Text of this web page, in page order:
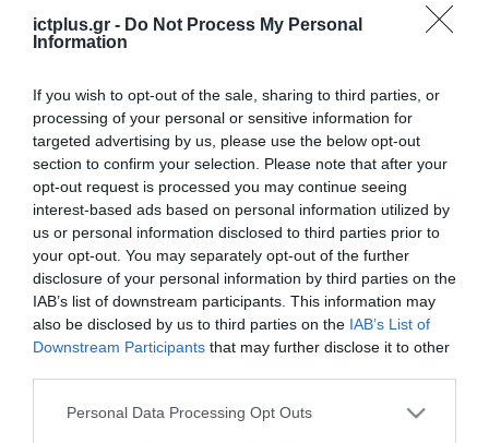
ictplus.gr - Do Not Process My Personal
Information
If you wish to opt-out of the sale, sharing to third parties, or
processing of your personal or sensitive information for
targeted advertising by us, please use the below opt-out
section to confirm your selection. Please note that after your
opt-out request is processed you may continue seeing
interest-based ads based on personal information utilized by
us or personal information disclosed to third parties prior to
your opt-out. You may separately opt-out of the further
disclosure of your personal information by third parties on the
IAB’s list of downstream participants. This information may
also be disclosed by us to third parties on the IAB’s List of
Downstream Participants that may further disclose it to other
Please note that this website/app uses one or more Google
Personal Data Processing Opt Outs
χρονιά από τον διεθνή δείκτη Bloomberg
Gender Equality Index (GEI). O OTE επιλέχτηκε
θέματα ισότητας των φύλων, να […]